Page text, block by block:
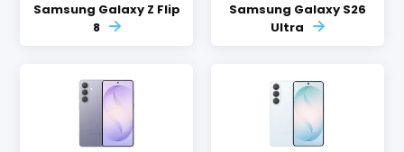
Samsung Galaxy Z Flip
8
Samsung Galaxy S26
Ultra